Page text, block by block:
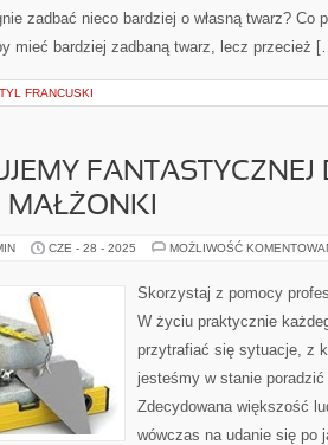
zadbać nieco bardziej o własną twarz? Co
mieć bardziej zadbaną twarz, lecz przecież
FRANCUSKI
FANTASTYCZNEJ
MAŁŻONKI
CZE - 28 - 2025 MOŻLIWOŚĆ
Skorzystaj z pomocy
W życiu praktycznie
przytrafiać się sytuacje, z
jesteśmy w stanie
Zdecydowana większość
wówczas na udanie się po